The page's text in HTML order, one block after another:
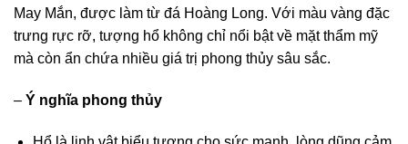
May Mắn, được làm từ đá Hoàng Long. Với màu vàng đặc
trưng rực rỡ, tượng hổ không chỉ nổi bật về mặt thẩm mỹ
mà còn ẩn chứa nhiều giá trị phong thủy sâu sắc.
– Ý nghĩa phong thủy